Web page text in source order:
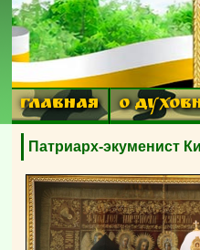
ГЛАВНАЯ О
Патриарх-экуменист